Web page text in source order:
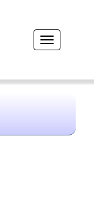
Desplegar
navegación